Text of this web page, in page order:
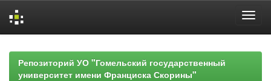
navigationРепозиторий УО "Гомельский государственный
университет имени Франциска Скорины"